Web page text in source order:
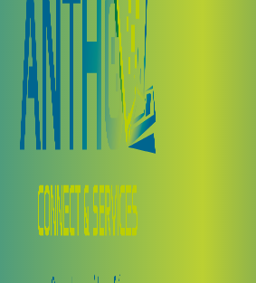
15 Neuf